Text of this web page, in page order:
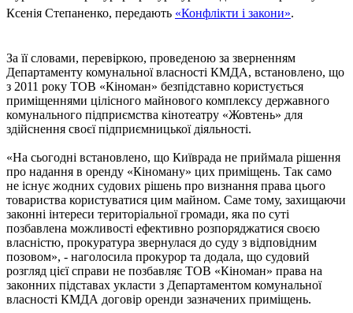
Ксенія Степаненко, передають «Конфлікти і закони».
За її словами, перевіркою, проведеною за зверненням
Департаменту комунальної власності КМДА, встановлено, що
з 2011 року ТОВ «Кіноман» безпідставно користується
приміщеннями цілісного майнового комплексу державного
комунального підприємства кінотеатру «Жовтень» для
здійснення своєї підприємницької діяльності.
«На сьогодні встановлено, що Київрада не приймала рішення
про надання в оренду «Кіноману» цих приміщень. Так само
не існує жодних судових рішень про визнання права цього
товариства користуватися цим майном. Саме тому, захищаючи
законні інтереси територіальної громади, яка по суті
позбавлена можливості ефективно розпоряджатися своєю
власністю, прокуратура звернулася до суду з відповідним
позовом», - наголосила прокурор та додала, що судовий
розгляд цієї справи не позбавляє ТОВ «Кіноман» права на
законних підставах укласти з Департаментом комунальної
власності КМДА договір оренди зазначених приміщень.